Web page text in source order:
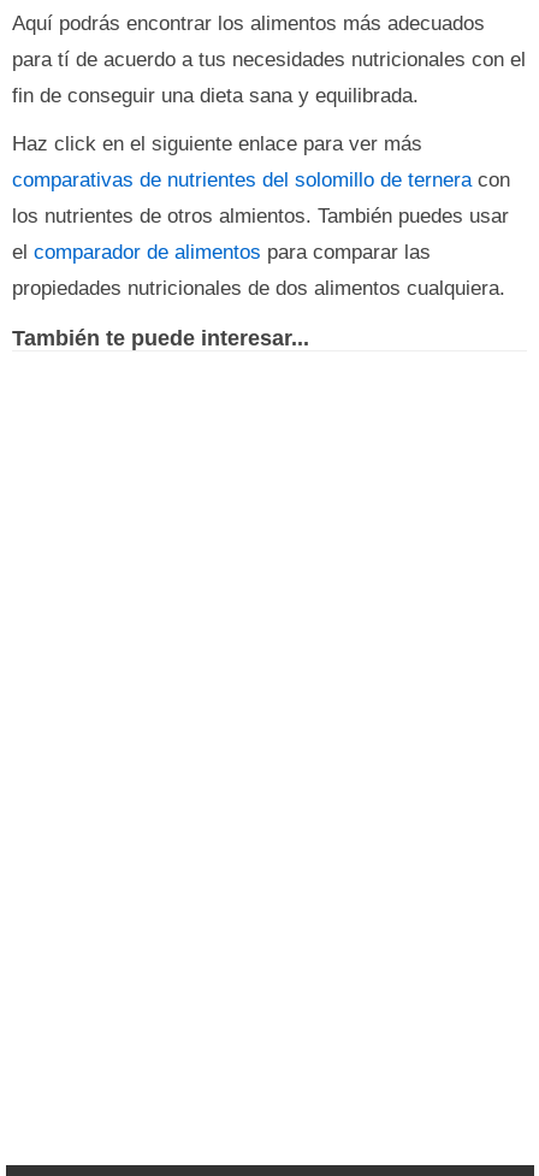
Aquí podrás encontrar los alimentos más adecuados
para tí de acuerdo a tus necesidades nutricionales con el
fin de conseguir una dieta sana y equilibrada.
Haz click en el siguiente enlace para ver más
comparativas de nutrientes del solomillo de terneracon
los nutrientes de otros almientos. También puedes usar
el comparador de alimentos para comparar las
propiedades nutricionales de dos alimentos cualquiera.
También te puede interesar...